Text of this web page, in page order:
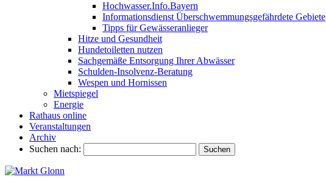
Hochwasser.Info.Bayern
Informationsdienst Überschwemmungsgefährdete Gebiete
Tipps für Gewässeranlieger
Hitze und Gesundheit
Hundetoiletten nutzen
Sachgemäße Entsorgung Ihrer Abwässer
Schulden-Insolvenz-Beratung
Wespen und Hornissen
Mietspiegel
Energie
Rathaus online
Veranstaltungen
Archiv
Suchen nach: